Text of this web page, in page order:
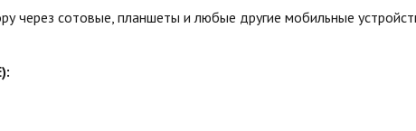
через сотовые, планшеты и любые другие мобильные